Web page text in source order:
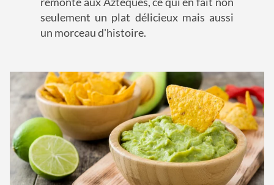
seulement un plat délicieux mais aussi
un morceau d'histoire.